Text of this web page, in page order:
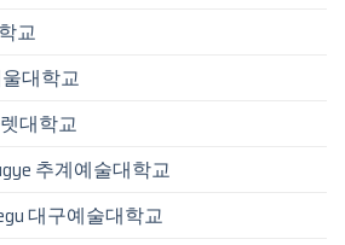
교
울대학교
대학교
추계예술대학교
대구예술대학교